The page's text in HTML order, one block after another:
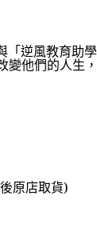
逆風教育助
變他們的人生
原店取貨)